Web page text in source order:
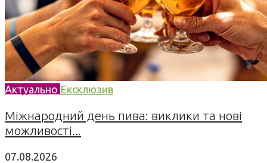
Актуально Ексклюзив
Міжнародний день пива: виклики та нові
можливості...
07.08.2026